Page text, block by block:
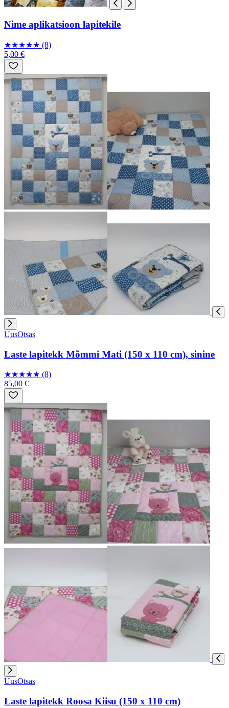
Nime aplikatsioon lapitekile
★★★★★ (8)
5,00 €
UusOtsas
Laste lapitekk Mõmmi Mati (150 x 110 cm), sinine
★★★★★ (8)
85,00 €
UusOtsas
Laste lapitekk Roosa Kiisu (150 x 110 cm)